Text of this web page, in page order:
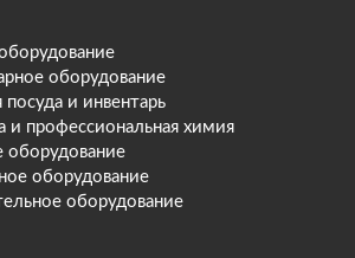
оборудование
посуда и инвентарь
и профессиональная химия
оборудование
оборудование
оборудование